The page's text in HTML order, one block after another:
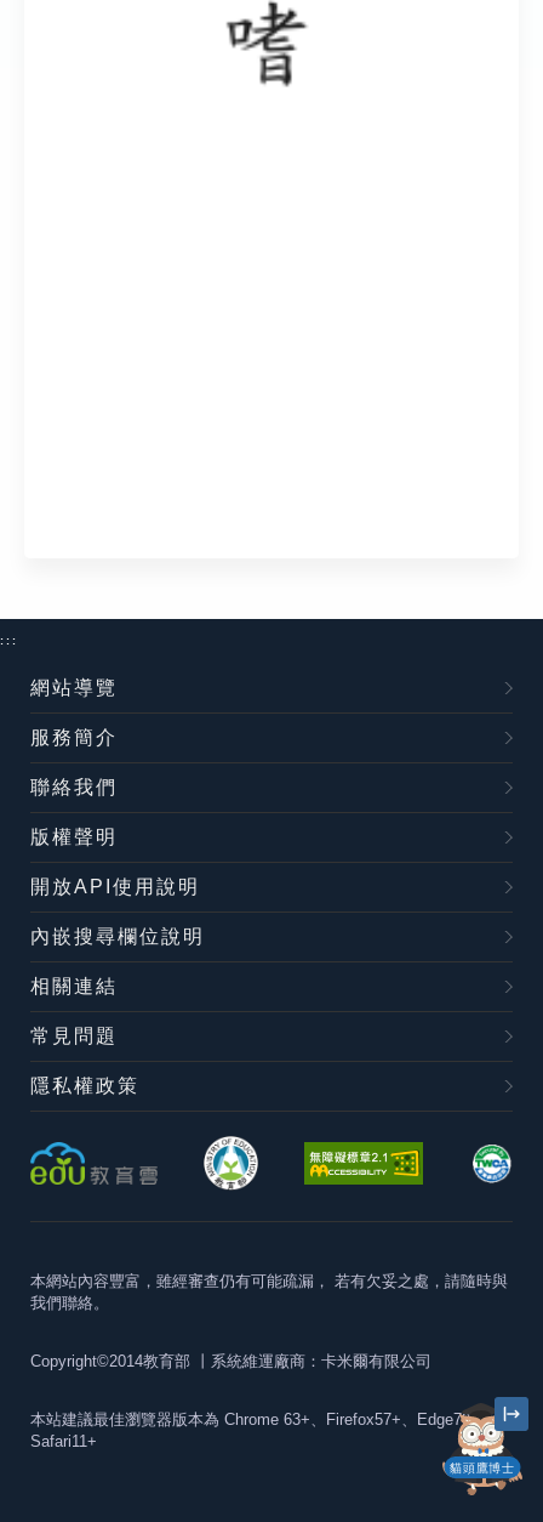
貓頭鷹博士
:::
網站導覽
服務簡介
聯絡我們
版權聲明
開放API使用說明
內嵌搜尋欄位說明
相關連結
常見問題
隱私權政策
本網站內容豐富，雖經審查仍有可能疏漏， 若有欠妥之處，請隨時與
我們聯絡。
Copyright©2014教育部 丨系統維運廠商：卡米爾有限公司
本站建議最佳瀏覽器版本為 Chrome 63+、Firefox57+、Edge79+及
Safari11+